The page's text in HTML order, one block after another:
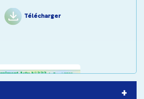
Télécharger
+